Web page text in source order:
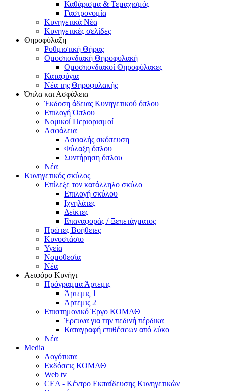
Καθάρισμα & Τεμαχισμός
Γαστρονομία
Κυνηγετικά Νέα
Κυνηγετικές σελίδες
Θηροφύλαξη
Ρυθμιστική Θήρας
Ομοσπονδιακή Θηροφυλακή
Oμοσπονδιακοί Θηροφύλακες
Καταφύγια
Νέα της Θηροφυλακής
Όπλα και Ασφάλεια
Έκδοση άδειας Κυνηγετικού όπλου
Επιλογή Όπλου
Νομικοί Περιορισμοί
Ασφάλεια
Ασφαλής σκόπευση
Φύλαξη όπλου
Συντήρηση όπλου
Νέα
Κυνηγετικός σκύλος
Επίλεξε τον κατάλληλο σκύλο
Επιλογή σκύλου
Ιχνηλάτες
Δείκτες
Επαναφοράς / Ξεπετάγματος
Πρώτες Βοήθειες
Κυνοστάσιο
Υγεία
Νομοθεσία
Νέα
Αειφόρο Κυνήγι
Πρόγραμμα Άρτεμις
Άρτεμις 1
Άρτεμις 2
Επιστημονικό Έργο ΚΟΜΑΘ
Έρευνα για την πεδινή πέρδικα
Καταγραφή επιθέσεων από λύκο
Νέα
Media
Λογότυπα
Εκδόσεις ΚΟΜΑΘ
Web tv
CEA - Κέντρο Εκπαίδευσης Κυνηγετικών